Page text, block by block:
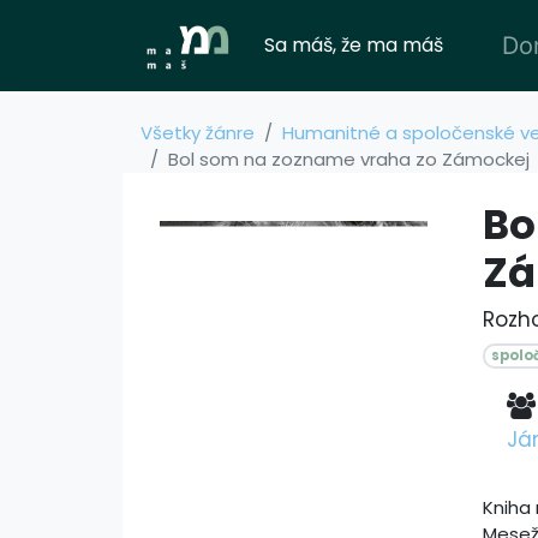
Sa máš, že ma máš
Všetky žánre
Humanitné a spoločenské
Bol som na zozname vraha zo Zámockej